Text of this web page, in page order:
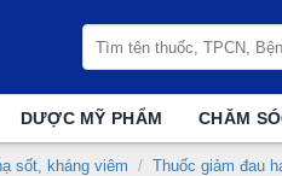
kiếm:
DƯỢC MỸ PHẨM CHĂM
sốt, kháng viêm / Thuốc giảm đau